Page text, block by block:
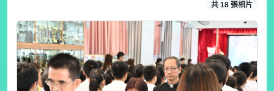
共 18 張相片